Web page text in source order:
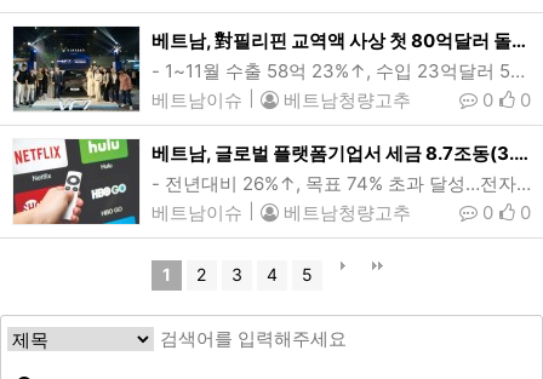
베트남, 對필리핀 교역액 사상 첫 80억달러 돌파
- 1~11월 수출 58억 23%↑, 수입 23억달러 5%↓…무역흑자 35억달러- 쌀 수출 25억달러 57.2%↑…자동차•기계•커피 등 주력품목 전반 호조세지난 10월 제12회 필리핀 전기차 서밋(PEVS)에서 참가한 빈패스트의 현지시장 VF7 출시 행사 당시 모습. 올들어 베트남과 필리핀간 교역액이 사상 처음으로80억달러 고지를 넘어섰으며, 올해 최고 85억달러에 달할 것으로 예상된다. (사진=빈패스트)[인사이드비나=하노이, 장연환 기자] 올들어 베트남의 대(對) 필리핀 교역액이 역대 최고치를 기록한 것으로 나타났다.31…
베트남이슈
베트남청량고추 0
0
베트남, 글로벌 플랫폼기업서 세금 8.7조동(3.4억달러) 징수…구글·넷플릭스 등
- 전년대비 26%↑, 목표 74% 초과 달성…전자정보포털 등록기업 120곳베트남이 올해 구글과 메타, 넷플릭스 등의 글로벌 플랫폼기업들로부터 거둬들인 세금이 8.7조동(3.4억달러)에 이른 것으로 집계됐다. 이는 전년대비 26% 증가한 것이며 연간목표를 74% 초과달성한 것이다. (사진=VnExpress)[인사이드비나=하노이, 이희상 기자] 올해 구글과 메타(옛 페이스북), 넷플릭스 등의 글로벌 플랫폼기업이 베트남 세무당국에 납부한 세금이 8조7000억동(3억4140만여달러)에 달한 것으로 나타났다.31일 세무총…
베트남이슈
베트남청량고추 0
0
1 2 3 4 5